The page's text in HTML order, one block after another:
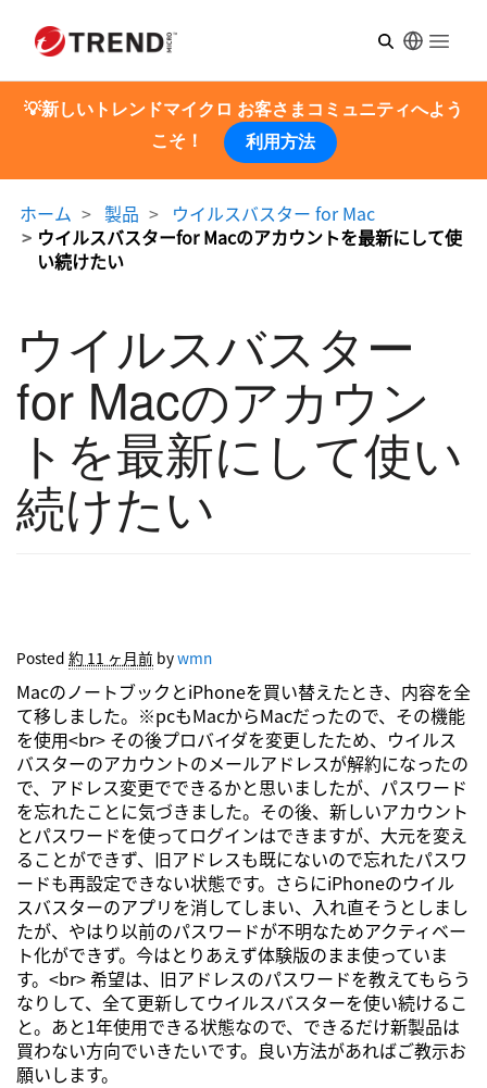
Open
💡新しいトレンドマイクロ お客さまコミュニティへよう
こそ！
利用方法
ホーム 製品
ウイルスバスター for Mac
ウイルスバスターfor Macのアカウントを最新にして使
い続けたい
ウイルスバスター
for Macのアカウン
トを最新にして使い
続けたい
Posted 約 11 ヶ月前 bywmn
MacのノートブックとiPhoneを買い替えたとき、内容を全
て移しました。※pcもMacからMacだったので、その機能
を使用<br> その後プロバイダを変更したため、ウイルス
バスターのアカウントのメールアドレスが解約になったの
で、アドレス変更でできるかと思いましたが、パスワード
を忘れたことに気づきました。その後、新しいアカウント
とパスワードを使ってログインはできますが、大元を変え
ることができず、旧アドレスも既にないので忘れたパスワ
ードも再設定できない状態です。さらにiPhoneのウイル
スバスターのアプリを消してしまい、入れ直そうとしまし
たが、やはり以前のパスワードが不明なためアクティベー
ト化ができず。今はとりあえず体験版のまま使っていま
す。<br> 希望は、旧アドレスのパスワードを教えてもらう
なりして、全て更新してウイルスバスターを使い続けるこ
と。あと1年使用できる状態なので、できるだけ新製品は
買わない方向でいきたいです。良い方法があればご教示お
願いします。